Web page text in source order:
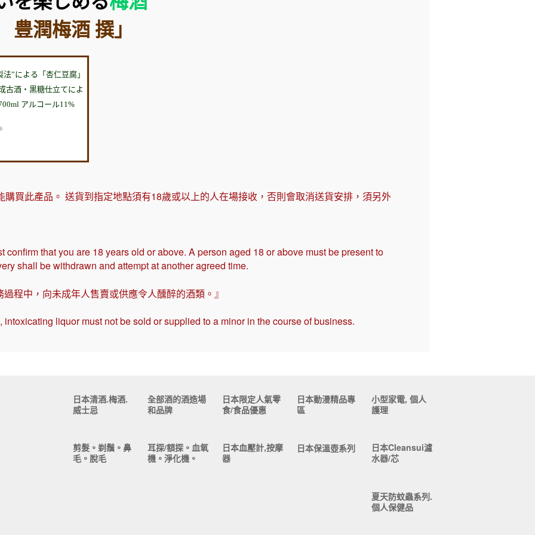
潤梅酒 撰」
”による「杏仁豆腐」
古酒・黒糖仕立てによ
アルコール11%
買此產品。 送貨到指定地點須有18歲或以上的人在場接收，否則會取消送貨安排，須另外
confirm that you are 18 years old or above. A person aged 18 or above must be present to
shall be withdrawn and attempt at another agreed time.
程中，向未成年人售賣或供應令人醺醉的酒類。』
liquor must not be sold or supplied to a minor in the course of business.
日本清酒.梅酒.
威士忌
全部酒的酒造場
和品牌
日本限定人氣零
食/食品優惠
日本動漫精品專
區
小型家電, 個人
護理
剪髮。剃鬚。鼻
毛。脫毛
耳探/額探。血氧
機。淨化機。
日本血壓計,按摩
器
日本保溫壺系列
日本Cleansui濾
水器/芯
夏天防蚊蟲系列.
個人保健品